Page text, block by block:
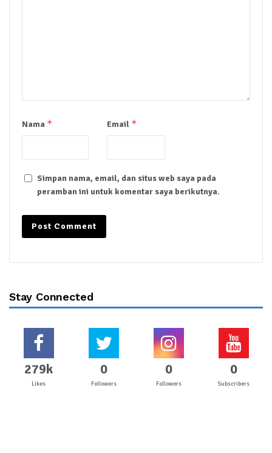
Nama * Email *
Simpan nama, email, dan situs web saya pada
peramban ini untuk komentar saya berikutnya.
Stay Connected
279k
Likes
0
Followers
0
Followers
0
Subscribers